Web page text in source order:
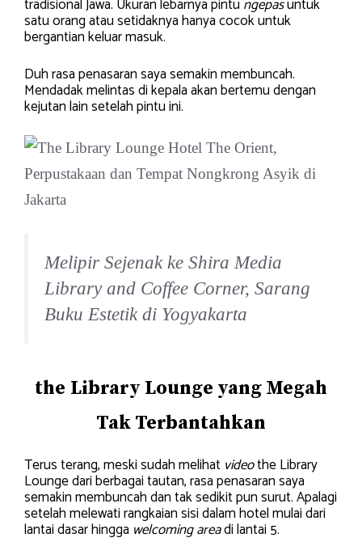
tradisional Jawa. Ukuran lebarnya pintu ngepasuntuk
satu orang atau setidaknya hanya cocok untuk
bergantian keluar masuk.
Duh rasa penasaran saya semakin membuncah.
Mendadak melintas di kepala akan bertemu dengan
kejutan lain setelah pintu ini.
Melipir Sejenak ke Shira Media
Library and Coffee Corner, Sarang
Buku Estetik di Yogyakarta
the Library Lounge yang Megah
Tak Terbantahkan
Terus terang, meski sudah melihat videothe Library
Lounge dari berbagai tautan, rasa penasaran saya
semakin membuncah dan tak sedikit pun surut. Apalagi
setelah melewati rangkaian sisi dalam hotel mulai dari
lantai dasar hingga welcoming areadi lantai 5.